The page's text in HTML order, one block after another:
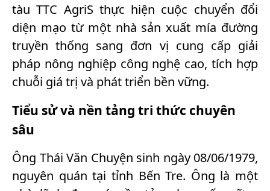
tàu TTC AgriS thực hiện cuộc chuyển đổi
diện mạo từ một nhà sản xuất mía đường
truyền thống sang đơn vị cung cấp giải
pháp nông nghiệp công nghệ cao, tích hợp
chuỗi giá trị và phát triển bền vững.
Tiểu sử và nền tảng tri thức chuyên
sâu
Ông Thái Văn Chuyện sinh ngày 08/06/1979,
nguyên quán tại tỉnh Bến Tre. Ông là một